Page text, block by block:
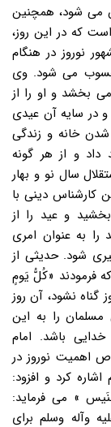
می شود، همچنین
که در این روز،
نوروز در هنگام
می شود. وی
بخشد و او را از
و در سایه آن عیدی
شدن خانه و زندگی
و از هر گونه
سال نو و بهار
کارشناس دینی با
و عید را از
را به عنوان امری
شود. حدیثی از
فرمودند «کُلُّ یَومٍ
گناه نشود، آن روز
را به این
باشد. امام
اهمیت نوروز در
کرد و افزود:
» می فرماید:
وآله وسلم برای